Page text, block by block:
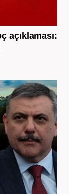
açıklaması: